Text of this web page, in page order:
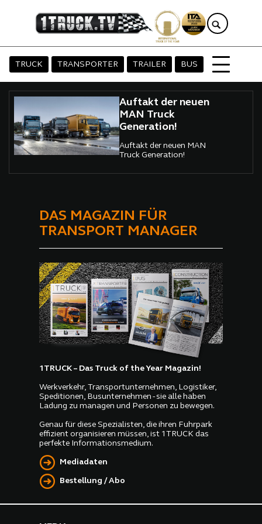
TRUCK TRANSPORTER TRAILER BUS
Auftakt der neuen
MAN Truck
Generation!
Auftakt der neuen MAN
Truck Generation!
DAS MAGAZIN FÜR
TRANSPORT MANAGER
1TRUCK – Das Truck of the Year Magazin!
Werkverkehr, Transportunternehmen, Logistiker,
Speditionen, Busunternehmen - sie alle haben
Ladung zu managen und Personen zu bewegen.
Genau für diese Spezialisten, die ihren Fuhrpark
effizient organisieren müssen, ist 1TRUCK das
perfekte Informationsmedium.
Mediadaten
Bestellung / Abo